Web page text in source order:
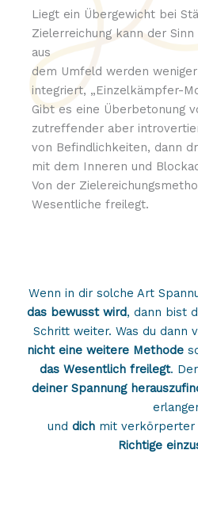
Liegt ein Übergewicht bei
Zielerreichung kann der
aus
dem Umfeld werden
integriert, „Einzelkämpfer-
Gibt es eine Überbetonung
zutreffender aber
von Befindlichkeiten, dann
mit dem Inneren und
Von der
Wesentliche freilegt.
Wenn in dir solche Art
das bewusst wird, dann bist
Schritt weiter. Was du dann
nicht eine weitere Methode
das Wesentlich freilegt.
deiner Spannung
und dich mit verkörperter
Richtige